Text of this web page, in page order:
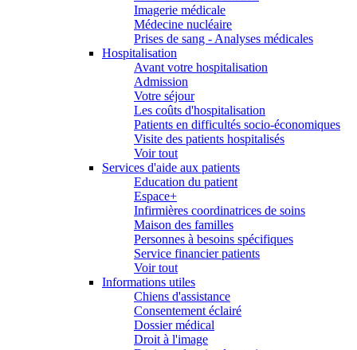
Imagerie médicale
Médecine nucléaire
Prises de sang - Analyses médicales
Hospitalisation
Avant votre hospitalisation
Admission
Votre séjour
Les coûts d'hospitalisation
Patients en difficultés socio-économiques
Visite des patients hospitalisés
Voir tout
Services d'aide aux patients
Education du patient
Espace+
Infirmières coordinatrices de soins
Maison des familles
Personnes à besoins spécifiques
Service financier patients
Voir tout
Informations utiles
Chiens d'assistance
Consentement éclairé
Dossier médical
Droit à l'image